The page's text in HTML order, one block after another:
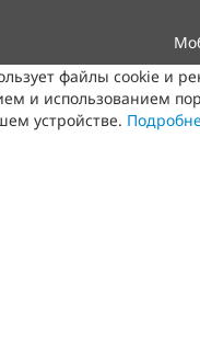
файлы cookie и
и использованием
устройстве.